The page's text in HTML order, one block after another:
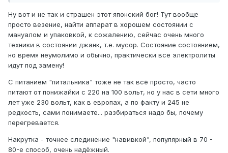
трансы залили компаундом, причем очень экономно, так
для вида. Видать собирали в конце года - надо было
план гнать, да еще премию обещали за экономию припоя
и "заливки" для трансов.
Конструктив может и типовой, но однозначно
до 110 гр. С, краска над лампами и этим трансом
коптила и воняла. ...
Какая накрутка?, часть проводов запаяна, часть
замотана на ламелях.
Аппарат 1978 г., по виду он был убран в коробку в 1979 и
отправлен на антресоли, где пролежал до 2021 г.
Ну вот и не так и страшен этот японский бог! Тут вообще
просто везение, найти аппарат в хорошем состоянии с
мануалом и упаковкой, к сожалению, сейчас очень много
техники в состоянии джанк, т.е. мусор. Состояние состоянием,
но время неумолимо и обычно, практически все электролиты
идут под замену!
С питанием "питальника" тоже не так всё просто, часто
питают от понижайки с 220 на 100 вольт, но у нас в сети много
лет уже 230 вольт, как в европах, а по факту и 245 не
редкость, сами понимаете... разбираться надо бы, почему
перегревается.
Накрутка - точнее слединение "навивкой", популярный в 70 -
80-е способ, очень надёжный.